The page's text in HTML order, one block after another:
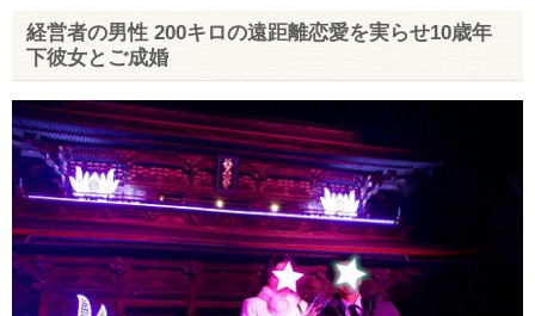
経営者の男性 200キロの遠距離恋愛を実らせ10歳年
下彼女とご成婚